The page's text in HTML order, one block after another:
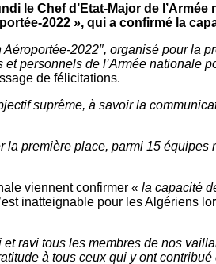
le Chef d’Etat-Major de
2022 », qui a confirmé la
2022″, organisé pour la
personnels de l’Armée
de félicitations.
suprême, à savoir la
première place, parmi 15
viennent confirmer « la capacité
inatteignable pour les Algériens
et ravi tous les membres de nos
à tous ceux qui y ont